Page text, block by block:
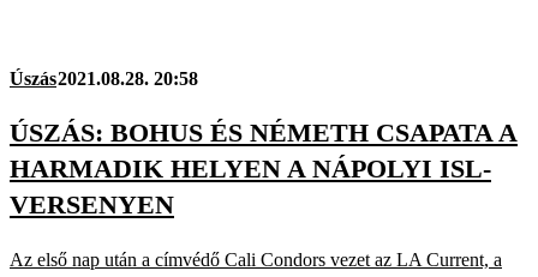
Úszás2021.08.28. 20:58
ÚSZÁS: BOHUS ÉS NÉMETH CSAPATA A
HARMADIK HELYEN A NÁPOLYI ISL-
VERSENYEN
Az első nap után a címvédő Cali Condors vezet az LA Current, a